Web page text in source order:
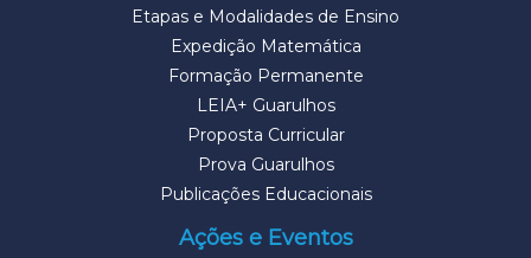
Etapas e Modalidades de Ensino
Expedição Matemática
Formação Permanente
LEIA+ Guarulhos
Proposta Curricular
Prova Guarulhos
Publicações Educacionais
Ações e Eventos